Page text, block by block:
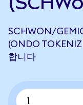
SCHWON/
(ONDO
합니다